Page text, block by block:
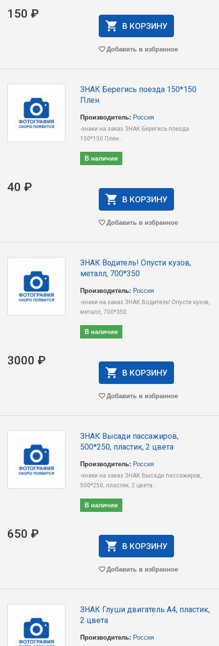
150 ₽
В КОРЗИНУ
Добавить в избранное
ЗНАК Берегись поезда 150*150
Плен.
Производитель: Россия
-знаки на заказ ЗНАК Берегись поезда
150*150 Плен...
В наличии
40 ₽
В КОРЗИНУ
Добавить в избранное
ЗНАК Водитель! Опусти кузов,
металл, 700*350
Производитель: Россия
-знаки на заказ ЗНАК Водитель! Опусти кузов,
металл, 700*350..
В наличии
3000 ₽
В КОРЗИНУ
Добавить в избранное
ЗНАК Высади пассажиров,
500*250, пластик, 2 цвета
Производитель: Россия
-знаки на заказ ЗНАК Высади пассажиров,
500*250, пластик, 2 цвета..
В наличии
650 ₽
В КОРЗИНУ
Добавить в избранное
ЗНАК Глуши двигатель А4, пластик,
2 цвета
Производитель: Россия